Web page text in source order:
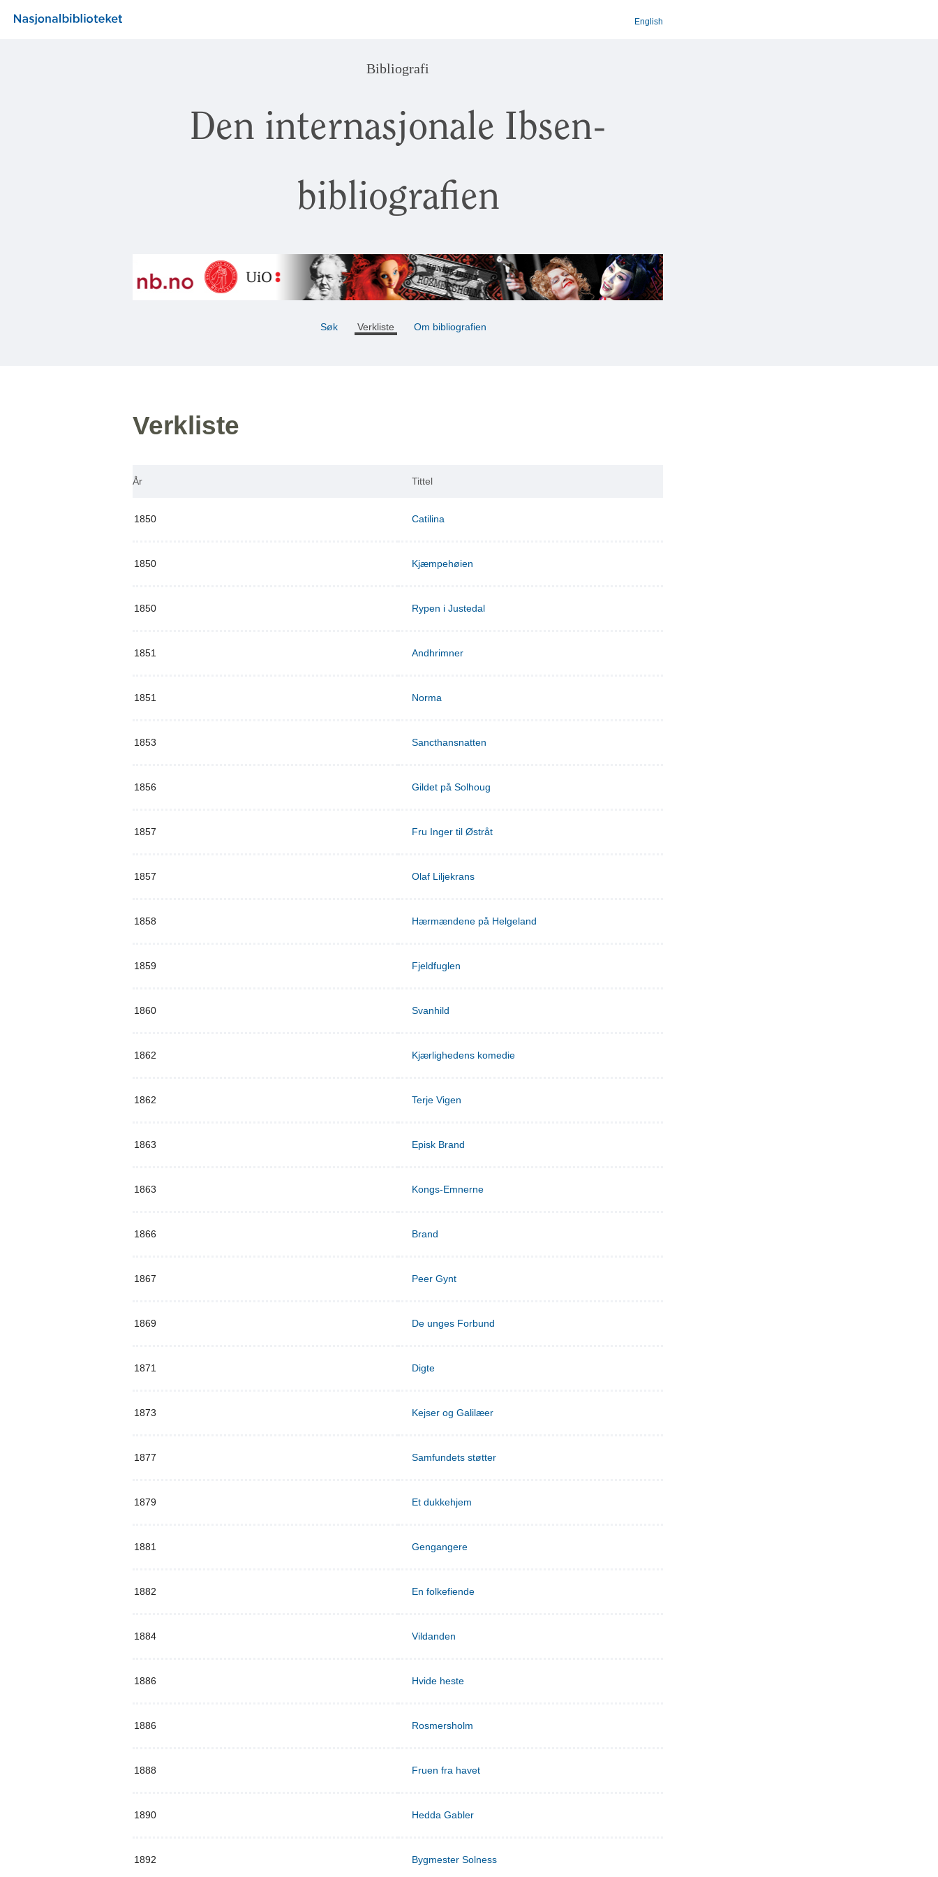
English
Bibliografi
Den internasjonale Ibsen-
bibliografien
Søk Verkliste Om bibliografien
Verkliste
År Tittel
1850 Catilina
1850 Kjæmpehøien
1850 Rypen i Justedal
1851 Andhrimner
1851 Norma
1853 Sancthansnatten
1856 Gildet på Solhoug
1857 Fru Inger til Østråt
1857 Olaf Liljekrans
1858 Hærmændene på Helgeland
1859 Fjeldfuglen
1860 Svanhild
1862 Kjærlighedens komedie
1862 Terje Vigen
1863 Episk Brand
1863 Kongs-Emnerne
1866 Brand
1867 Peer Gynt
1869 De unges Forbund
1871 Digte
1873 Kejser og Galilæer
1877 Samfundets støtter
1879 Et dukkehjem
1881 Gengangere
1882 En folkefiende
1884 Vildanden
1886 Hvide heste
1886 Rosmersholm
1888 Fruen fra havet
1890 Hedda Gabler
1892 Bygmester Solness